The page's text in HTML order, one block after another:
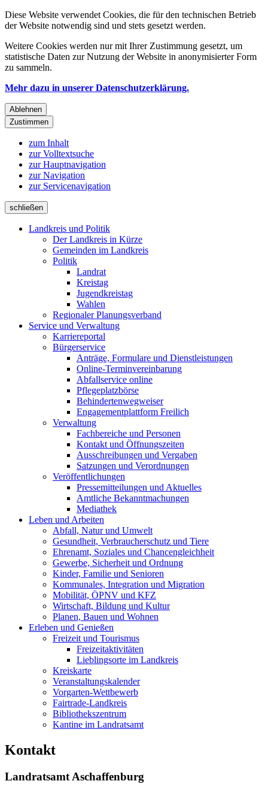
Diese Website verwendet Cookies, die für den technischen Betrieb
der Website notwendig sind und stets gesetzt werden.
Weitere Cookies werden nur mit Ihrer Zustimmung gesetzt, um
statistische Daten zur Nutzung der Website in anonymisierter Form
zu sammeln.
Mehr dazu in unserer Datenschutzerklärung.
Ablehnen
Zustimmen
zum Inhalt
zur Volltextsuche
zur Hauptnavigation
zur Navigation
zur Servicenavigation
schließen
Landkreis und Politik
Der Landkreis in Kürze
Gemeinden im Landkreis
Politik
Landrat
Kreistag
Jugendkreistag
Wahlen
Regionaler Planungsverband
Service und Verwaltung
Karriereportal
Bürgerservice
Anträge, Formulare und Dienstleistungen
Online-Terminvereinbarung
Abfallservice online
Pflegeplatzbörse
Behindertenwegweiser
Engagementplattform Freilich
Verwaltung
Fachbereiche und Personen
Kontakt und Öffnungszeiten
Ausschreibungen und Vergaben
Satzungen und Verordnungen
Veröffentlichungen
Pressemitteilungen und Aktuelles
Amtliche Bekanntmachungen
Mediathek
Leben und Arbeiten
Abfall, Natur und Umwelt
Gesundheit, Verbraucherschutz und Tiere
Ehrenamt, Soziales und Chancengleichheit
Gewerbe, Sicherheit und Ordnung
Kinder, Familie und Senioren
Kommunales, Integration und Migration
Mobilität, ÖPNV und KFZ
Wirtschaft, Bildung und Kultur
Planen, Bauen und Wohnen
Erleben und Genießen
Freizeit und Tourismus
Freizeitaktivitäten
Lieblingsorte im Landkreis
Kreiskarte
Veranstaltungskalender
Vorgarten-Wettbewerb
Fairtrade-Landkreis
Bibliothekszentrum
Kantine im Landratsamt
Kontakt
Landratsamt Aschaffenburg